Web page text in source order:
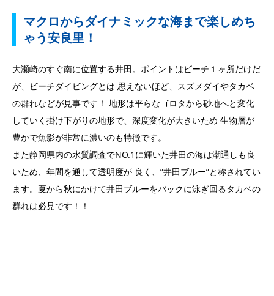
マクロからダイナミックな海まで楽しめち
ゃう安良里！
大瀬崎のすぐ南に位置する井田。ポイントはビーチ１ヶ所だけだ
が、ビーチダイビングとは 思えないほど、スズメダイやタカベ
の群れなどが見事です！ 地形は平らなゴロタから砂地へと変化
していく掛け下がりの地形で、深度変化が大きいため 生物層が
豊かで魚影が非常に濃いのも特徴です。
また静岡県内の水質調査でNO.1に輝いた井田の海は潮通しも良
いため、年間を通して透明度が 良く、”井田ブルー”と称されてい
ます。夏から秋にかけて井田ブルーをバックに泳ぎ回るタカベの
群れは必見です！！